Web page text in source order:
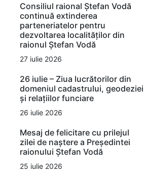
Consiliul raional Ștefan Vodă
continuă extinderea
parteneriatelor pentru
dezvoltarea localităților din
raionul Ștefan Vodă
27 iulie 2026
26 iulie – Ziua lucrătorilor din
domeniul cadastrului, geodeziei
și relațiilor funciare
26 iulie 2026
Mesaj de felicitare cu prilejul
zilei de naștere a Președintei
raionului Ștefan Vodă
25 iulie 2026